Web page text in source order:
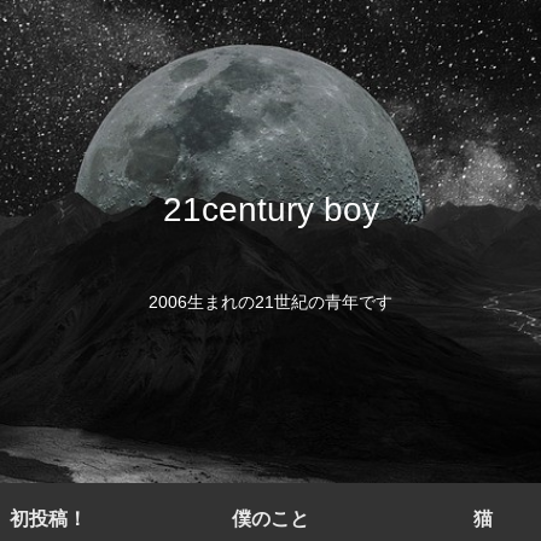
21century boy
2006生まれの21世紀の青年です
初投稿！ 僕のこと 猫